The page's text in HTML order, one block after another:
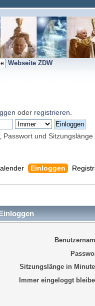
Webseite ZDW
oder registrieren
und Sitzungslänge
Einloggen
Sitzungslänge in
Immer eingeloggt